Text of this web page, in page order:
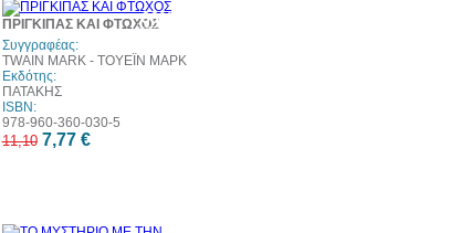
30%
έκπτωση
ΠΡΙΓΚΙΠΑΣ ΚΑΙ ΦΤΩΧΟΣ
Συγγραφέας:
TWAIN MARK - ΤΟΥΕΪΝ ΜΑΡΚ
Εκδότης:
ΠΑΤΑΚΗΣ
ISBN:
978-960-360-030-5
11,10 7,77 €